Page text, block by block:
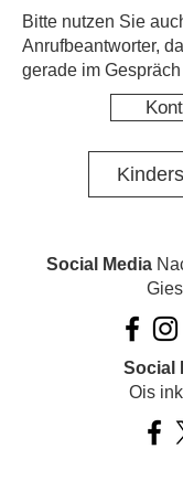
​Bitte nutzen Sie
Anrufbeantworter,
gerade im
Social Media
Social
Ois